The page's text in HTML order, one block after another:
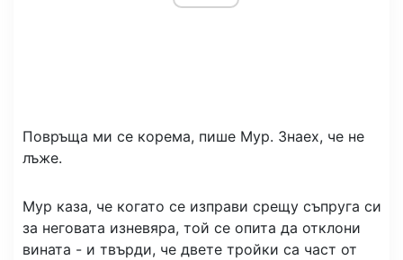
Повръща ми се корема, пише Мур. Знаех, че не
лъже.
Мур каза, че когато се изправи срещу съпруга си
за неговата изневяра, той се опита да отклони
вината - и твърди, че двете тройки са част от